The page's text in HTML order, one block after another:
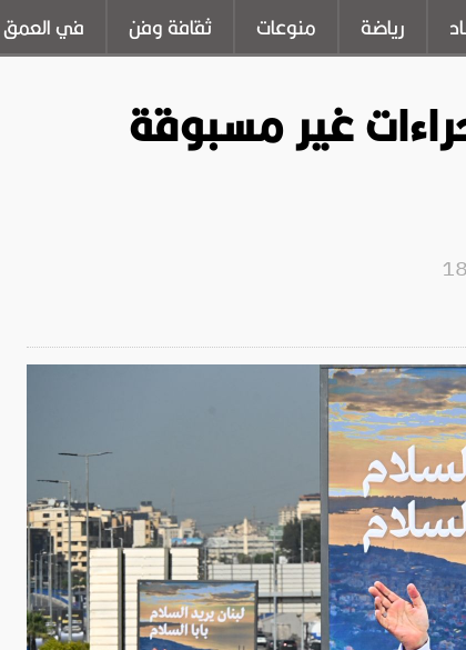
رياضة منوعات ثقافة وفن في العمق
غير مسبوقة